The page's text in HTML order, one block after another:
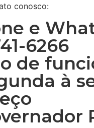
conosco:
e
6266
de
à